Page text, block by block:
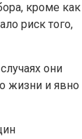
кроме как
риск того,
они
жизни и явно